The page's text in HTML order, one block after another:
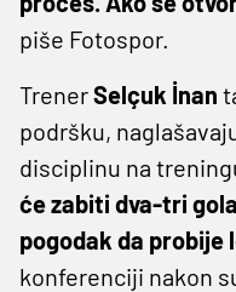
piše Fotospor.
TrenerSelçuk İnan
podršku,
disciplinu na
će zabiti dva-tri
pogodak da probije
konferenciji nakon